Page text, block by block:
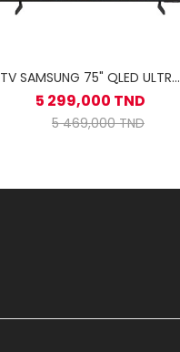
TV SAMSUNG 75" QLED ULTRA
HD 4k SMART TV / Q7FAAU
5 299,000 TND
5 469,000 TND